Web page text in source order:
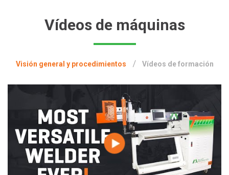
Vídeos de máquinas
Visión general y procedimientos Vídeos de formación